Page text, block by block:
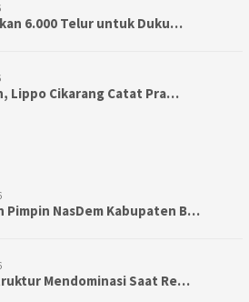
6.000 Telur untuk Duku…
Lippo Cikarang Catat Pra…
Pimpin NasDem Kabupaten B…
Mendominasi Saat Re…